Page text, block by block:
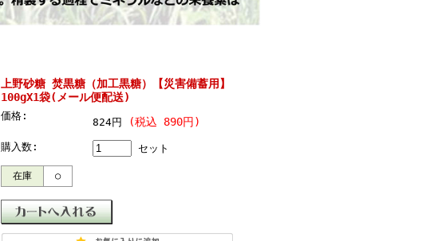
上野砂糖 焚黒糖（加工黒糖）【災害備蓄用】
100gX1袋(メール便配送)
価格:
824円 (税込 890円)
購入数: セット
在庫 ○